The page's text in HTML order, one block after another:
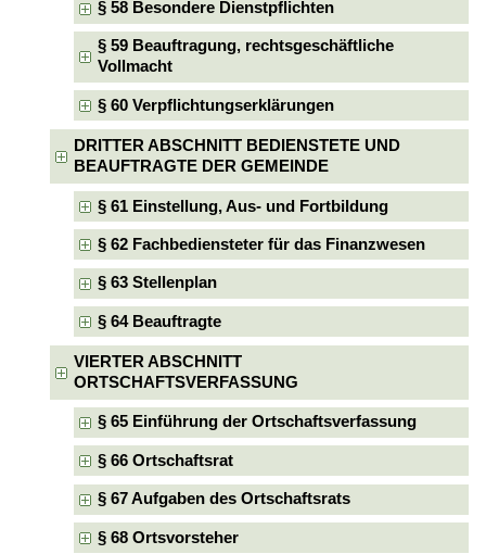
§ 58 Besondere Dienstpflichten
§ 59 Beauftragung, rechtsgeschäftliche
Vollmacht
§ 60 Verpflichtungserklärungen
DRITTER ABSCHNITT BEDIENSTETE UND
BEAUFTRAGTE DER GEMEINDE
§ 61 Einstellung, Aus- und Fortbildung
§ 62 Fachbediensteter für das Finanzwesen
§ 63 Stellenplan
§ 64 Beauftragte
VIERTER ABSCHNITT
ORTSCHAFTSVERFASSUNG
§ 65 Einführung der Ortschaftsverfassung
§ 66 Ortschaftsrat
§ 67 Aufgaben des Ortschaftsrats
§ 68 Ortsvorsteher